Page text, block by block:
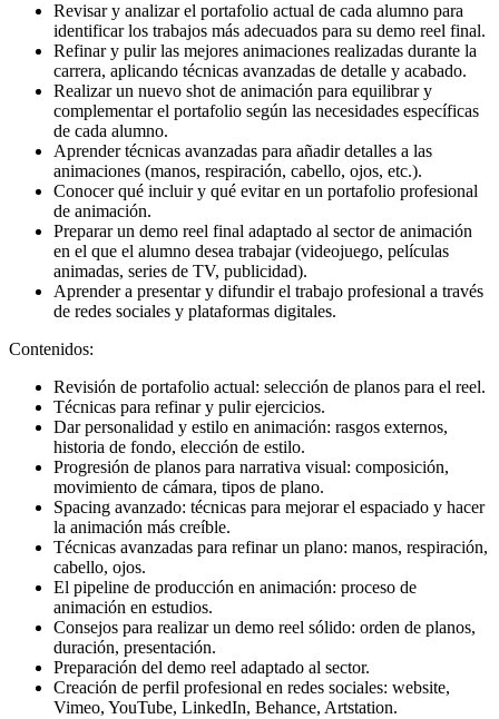
Revisar y analizar el portafolio actual de cada alumno para
identificar los trabajos más adecuados para su demo reel final.
Refinar y pulir las mejores animaciones realizadas durante la
carrera, aplicando técnicas avanzadas de detalle y acabado.
Realizar un nuevo shot de animación para equilibrar y
complementar el portafolio según las necesidades específicas
de cada alumno.
Aprender técnicas avanzadas para añadir detalles a las
animaciones (manos, respiración, cabello, ojos, etc.).
Conocer qué incluir y qué evitar en un portafolio profesional
de animación.
Preparar un demo reel final adaptado al sector de animación
en el que el alumno desea trabajar (videojuego, películas
animadas, series de TV, publicidad).
Aprender a presentar y difundir el trabajo profesional a través
de redes sociales y plataformas digitales.
Contenidos:
Revisión de portafolio actual: selección de planos para el reel.
Técnicas para refinar y pulir ejercicios.
Dar personalidad y estilo en animación: rasgos externos,
historia de fondo, elección de estilo.
Progresión de planos para narrativa visual: composición,
movimiento de cámara, tipos de plano.
Spacing avanzado: técnicas para mejorar el espaciado y hacer
la animación más creíble.
Técnicas avanzadas para refinar un plano: manos, respiración,
cabello, ojos.
El pipeline de producción en animación: proceso de
animación en estudios.
Consejos para realizar un demo reel sólido: orden de planos,
duración, presentación.
Preparación del demo reel adaptado al sector.
Creación de perfil profesional en redes sociales: website,
Vimeo, YouTube, LinkedIn, Behance, Artstation.